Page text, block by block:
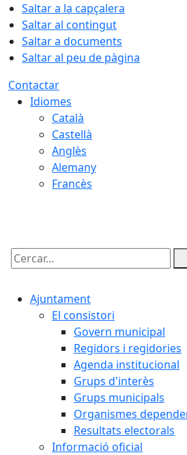
Saltar a la capçalera
Saltar al contingut
Saltar a documents
Saltar al peu de pàgina
Contactar
Idiomes
Català
Castellà
Anglès
Alemany
Francès
Cercar:
Ajuntament
El consistori
Govern municipal
Regidors i regidories
Agenda institucional
Grups d'interès
Grups municipals
Organismes
Resultats electorals
Informació oficial